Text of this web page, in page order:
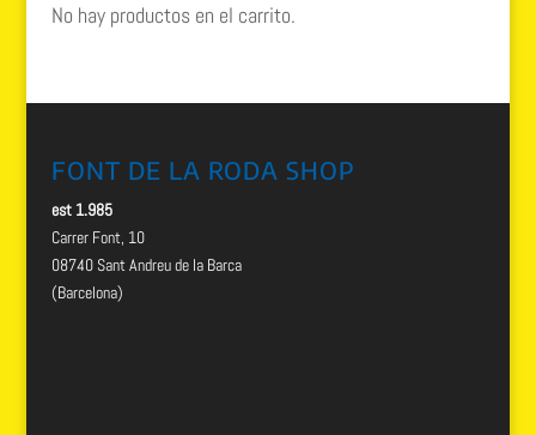
No hay productos en el carrito.
FONT DE LA RODA SHOP
est 1.985
Carrer Font, 10
08740 Sant Andreu de la Barca
(Barcelona)